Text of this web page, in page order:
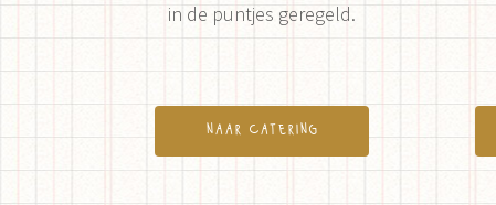
in de puntjes geregeld.
naar catering